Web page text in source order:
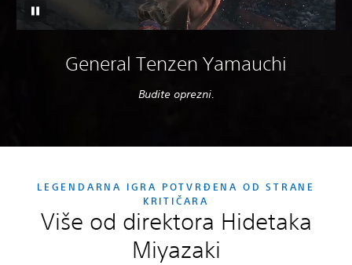
General Tenzen Yamauchi
Budite oprezni.
LEGENDARNA IGRA POTVRĐENA OD STRANE
KRITIČARA
Više od direktora Hidetaka
Miyazaki